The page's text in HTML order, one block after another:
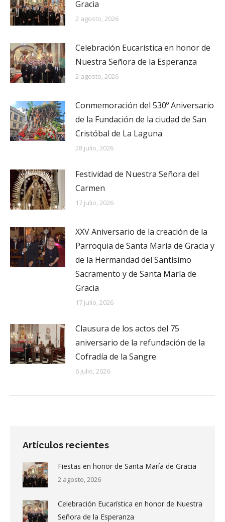
Gracia
2 agosto, 2026
Celebración Eucarística en honor de
Nuestra Señora de la Esperanza
2 agosto, 2026
Conmemoración del 530º Aniversario
de la Fundación de la ciudad de San
Cristóbal de La Laguna
28 julio, 2026
Festividad de Nuestra Señora del
Carmen
17 julio, 2026
XXV Aniversario de la creación de la
Parroquia de Santa María de Gracia y
de la Hermandad del Santísimo
Sacramento y de Santa María de
Gracia
17 julio, 2026
Clausura de los actos del 75
aniversario de la refundación de la
Cofradía de la Sangre
6 julio, 2026
Artículos recientes
Fiestas en honor de Santa María de Gracia
2 agosto, 2026
Celebración Eucarística en honor de Nuestra
Señora de la Esperanza